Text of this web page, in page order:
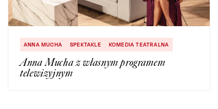
ANNA MUCHA SPEKTAKLE KOMEDIA TEATRALNA
Anna Mucha z własnym programem
telewizyjnym